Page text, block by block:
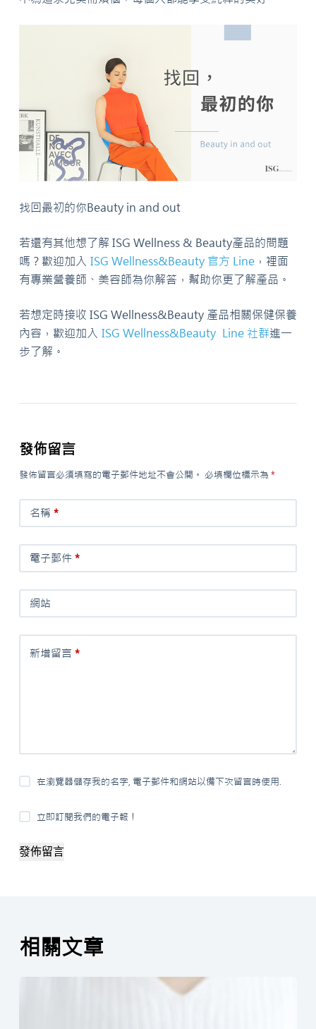
找回最初的你Beauty in and out
若還有其他想了解 ISG Wellness & Beauty產品的問題
嗎？歡迎加入 ISG Wellness&Beauty 官方 Line，裡面
有專業營養師、美容師為你解答，幫助你更了解產品。
若想定時接收 ISG Wellness&Beauty 產品相關保健保養
內容，歡迎加入 ISG Wellness&Beauty Line 社群進一
步了解。
發佈留言
發佈留言必須填寫的電子郵件地址不會公開。 必填欄位標示為 *
名稱 *
電子郵件*
網站
新增留言 *
在瀏覽器儲存我的名字, 電子郵件和網站以備下次留言時使用.
立即訂閱我們的電子報！
發佈留言
相關文章